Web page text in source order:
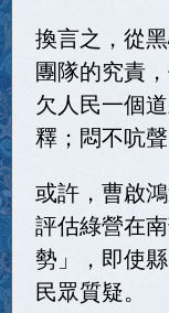
換言之，從
團隊的究責
欠人民一個
釋；悶不吭
或許，曹啟
評估綠營在
勢」，即使
民眾質疑。